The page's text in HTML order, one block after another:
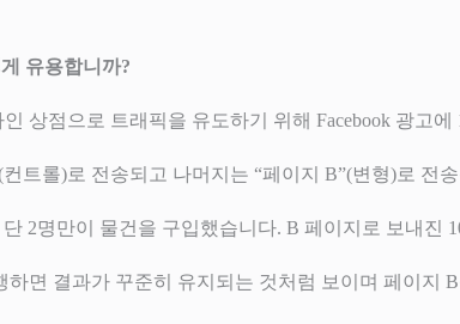
유용합니까?
상점으로 트래픽을 유도하기 위해 Facebook 광고
트롤)로 전송되고 나머지는 “페이지 B”(변형)로 전
2명만이 물건을 구입했습니다. B 페이지로 보내진
하면 결과가 꾸준히 유지되는 것처럼 보이며 페이지